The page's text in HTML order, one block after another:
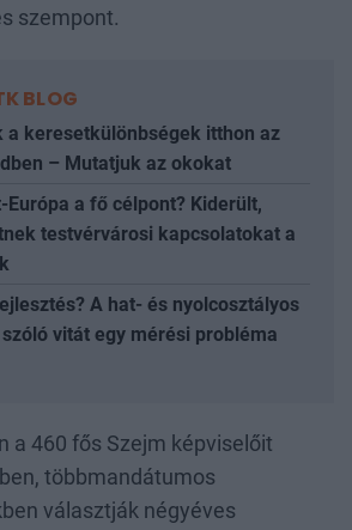
szempont.
BLOG
a keresetkülönbségek itthon az
– Mutatjuk az okokat
Európa a fő célpont? Kiderült,
testvérvárosi kapcsolatokat a
A hat- és nyolcosztályos
vitát egy mérési probléma
a 460 fős Szejm képviselőit
többmandátumos
választják négyéves